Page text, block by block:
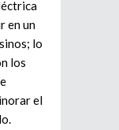
en un
lo
los
el